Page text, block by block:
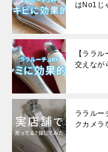
はNo1じ
【ララ
交えなが
ララルー
クカメラ